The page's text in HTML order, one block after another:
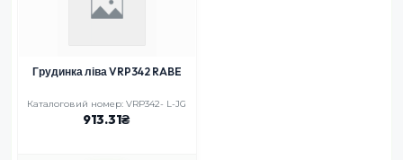
Грудинка ліва VRP342 RABE
Каталоговий номер: VRP342- L-JG
913.31